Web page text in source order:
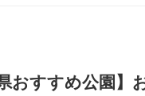
おすすめ公園】